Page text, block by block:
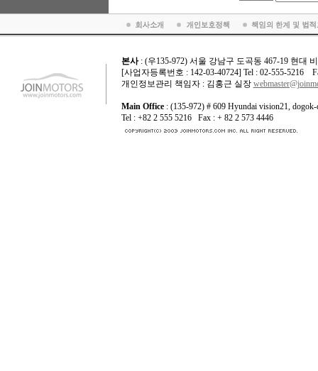
본사: (우135-972) 서울 강남구 도곡동 467-19 현대
[사업자등록번호 : 142-03-40724] Tel : 02-555-5216
개인정보관리 책임자 : 김홍근 실장
Main Office: (135-972) # 609 Hyundai vision21, dogok-
Tel : +82 2 555 5216 Fax : + 82 2 573 4446